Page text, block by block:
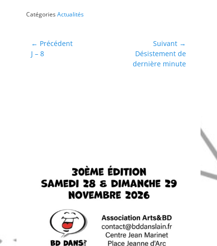
CatégoriesActualités
Navigation
de
← Précédent
Article
J – 8
Suivant →
suivant :
Désistement de
dernière minute